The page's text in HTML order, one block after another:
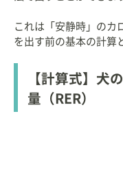
これは「安静時」のカ
を出す前の基本の計算
【計算式】犬
量（RER）